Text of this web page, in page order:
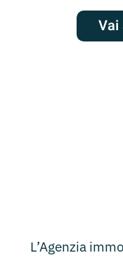
Vai
L’Agenzia